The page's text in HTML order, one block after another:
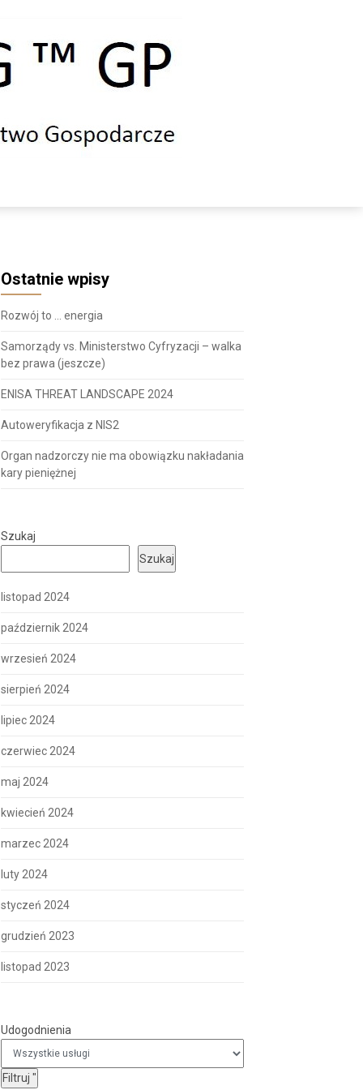
Ostatnie wpisy
Rozwój to … energia
Samorządy vs. Ministerstwo Cyfryzacji – walka
bez prawa (jeszcze)
ENISA THREAT LANDSCAPE 2024
Autoweryfikacja z NIS2
Organ nadzorczy nie ma obowiązku nakładania
kary pieniężnej
Szukaj
Szukaj
listopad 2024
październik 2024
wrzesień 2024
sierpień 2024
lipiec 2024
czerwiec 2024
maj 2024
kwiecień 2024
marzec 2024
luty 2024
styczeń 2024
grudzień 2023
listopad 2023
Udogodnienia
Filtruj Udogodnienia
"